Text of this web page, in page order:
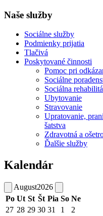
Naše služby
Sociálne služby
Podmienky prijatia
Tlačivá
Poskytované činnosti
Pomoc pri
Sociálne
Sociálna
Ubytovanie
Stravovanie
Upratovanie,
šatstva
Zdravotná a
Ďalšie služby
Kalendár
August2026
Po Ut St Št Pia So Ne
27 28 29 30 31 1
2